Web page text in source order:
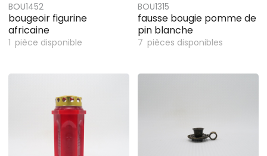
BOU1452
bougeoir figurine
africaine
1 pièce disponible
BOU1315
fausse bougie pomme de
pin blanche
7 pièces disponibles